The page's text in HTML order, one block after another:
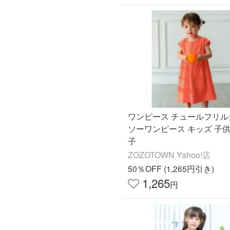
ワンピース チュールフリ
ソーワンピース キッズ 子
子
ZOZOTOWN Yahoo!店
50％OFF (1,265円引き)
1,265円